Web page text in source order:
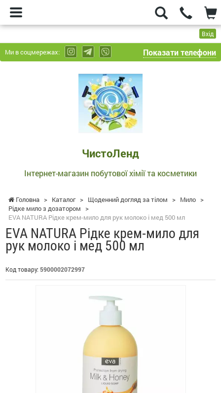
Вхід
Ми в соцмережах: Показати телефони
ЧистоЛенд
Інтернет-магазин побутової хімії та косметики
Головна > Каталог > Щоденний догляд за тілом > Мило >
Рідке мило з дозатором
>
EVA NATURA Рідке крем-мило для рук молоко і мед 500 мл
EVA NATURA Рідке крем-мило для
рук молоко і мед 500 мл
Код товару: 5900002072997